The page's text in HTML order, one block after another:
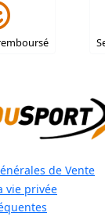
de Vente
vie privée